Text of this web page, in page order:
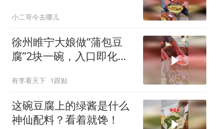
小二哥今去哪儿
徐州睢宁大娘做“蒲包豆
腐”2块一碗，入口即化，
有李看天下 1跟贴
这碗豆腐上的绿酱是什么
神仙配料？看着就馋！